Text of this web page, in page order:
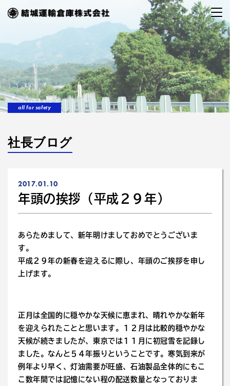
all for safety
社長ブログ
2017.01.10
年頭の挨拶（平成２９年）
あらためまして、新年明けましておめでとうございま
す。
平成２９年の新春を迎えるに際し、年頭のご挨拶を申し
上げます。
正月は全国的に穏やかな天候に恵まれ、晴れやかな新年
を迎えられたことと思います。１２月は比較的穏やかな
天候が続きましたが、東京では１１月に初冠雪を記録し
ました。なんと５４年振りということです。寒気到来が
例年より早く、灯油需要が旺盛、石油製品全体的にもこ
こ数年間では記憶にない程の配送数量となっておりま